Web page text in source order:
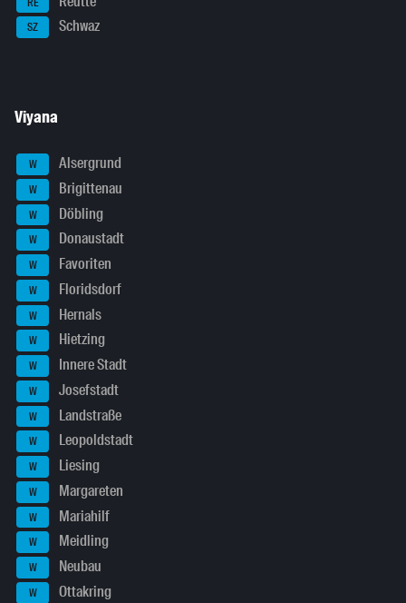
SZ Schwaz
Viyana
W Alsergrund
W Brigittenau
W Döbling
W Donaustadt
W Favoriten
W Floridsdorf
W Hernals
W Hietzing
W Innere Stadt
W Josefstadt
W Landstraße
W Leopoldstadt
W Liesing
W Margareten
W Mariahilf
W Meidling
W Neubau
W Ottakring